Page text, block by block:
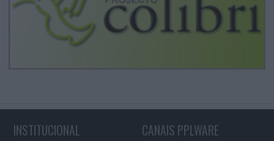
INSTITUCIONAL CANAIS PPLWARE